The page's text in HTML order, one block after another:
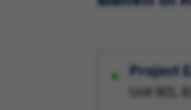
Project
Unit 901,